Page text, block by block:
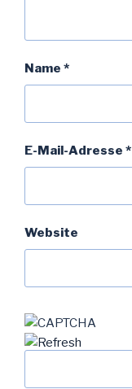
Name *
E-Mail-Adresse *
Website